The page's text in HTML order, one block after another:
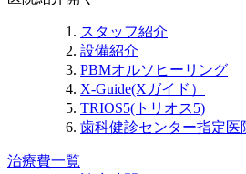
スタッフ紹介
設備紹介
PBMオルソヒーリング
X-Guide(Xガイド）
TRIOS5(トリオス5)
歯科健診センター指定医
治療費一覧